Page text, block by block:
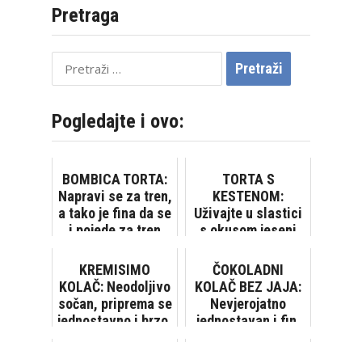
Pretraga
Pretraži:
Pogledajte i ovo:
BOMBICA TORTA:
Napravi se za tren,
a tako je fina da se
i pojede za tren
TORTA S
KESTENOM:
Uživajte u slastici
s okusom jeseni
KREMISIMO
KOLAČ: Neodoljivo
sočan, priprema se
jednostavno i brzo,
ČOKOLADNI
KOLAČ BEZ JAJA:
Nevjerojatno
jednostavan i fin,